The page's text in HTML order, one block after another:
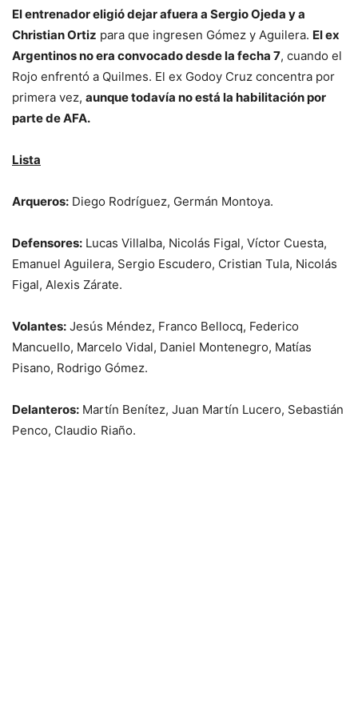
El entrenador eligió dejar afuera a Sergio Ojeda y a
Christian Ortiz para que ingresen Gómez y Aguilera. El ex
Argentinos no era convocado desde la fecha 7, cuando el
Rojo enfrentó a Quilmes. El ex Godoy Cruz concentra por
primera vez, aunque todavía no está la habilitación por
parte de AFA.
Lista
Arqueros: Diego Rodríguez, Germán Montoya.
Defensores: Lucas Villalba, Nicolás Figal, Víctor Cuesta,
Emanuel Aguilera, Sergio Escudero, Cristian Tula, Nicolás
Figal, Alexis Zárate.
Volantes: Jesús Méndez, Franco Bellocq, Federico
Mancuello, Marcelo Vidal, Daniel Montenegro, Matías
Pisano, Rodrigo Gómez.
Delanteros: Martín Benítez, Juan Martín Lucero, Sebastián
Penco, Claudio Riaño.